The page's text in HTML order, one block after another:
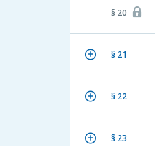
§ 20
§ 21
§ 22
§ 23